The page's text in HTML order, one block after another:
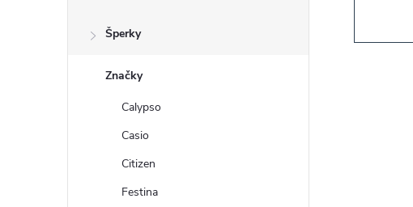
Šperky
Značky
Calypso
Casio
Citizen
Festina